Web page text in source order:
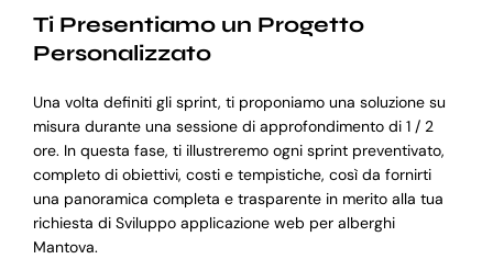
Ti Presentiamo un Progetto
Personalizzato
Una volta definiti gli sprint, ti proponiamo una soluzione su
misura durante una sessione di approfondimento di 1 / 2
ore. In questa fase, ti illustreremo ogni sprint preventivato,
completo di obiettivi, costi e tempistiche, così da fornirti
una panoramica completa e trasparente in merito alla tua
richiesta di Sviluppo applicazione web per alberghi
Mantova.